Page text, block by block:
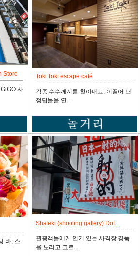
Store
사
Toki Toki escape café
각종 수수께끼를 찾아내고, 이끌어 낸
정답들을 연...
바, 스
Shateki (shooting gallery) Dot...
관광객들에게 인기 있는 사격장.경품
을 노리고 코르...